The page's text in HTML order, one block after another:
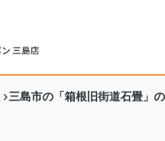
三島市の「箱根旧街道石畳」